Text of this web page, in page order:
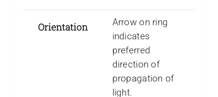
Orientation
Arrow on ring
indicates
preferred
direction of
propagation of
light.